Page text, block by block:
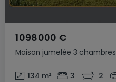
Maison jumelée 3 chambres
1 098 000 €
134 m² 3 2